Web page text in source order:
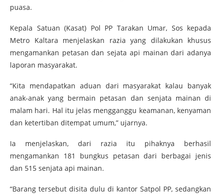
puasa.
Kepala Satuan (Kasat) Pol PP Tarakan Umar, Sos kepada
Metro Kaltara menjelaskan razia yang dilakukan khusus
mengamankan petasan dan sejata api mainan dari adanya
laporan masyarakat.
“Kita mendapatkan aduan dari masyarakat kalau banyak
anak-anak yang bermain petasan dan senjata mainan di
malam hari. Hal itu jelas mengganggu keamanan, kenyaman
dan ketertiban ditempat umum,” ujarnya.
Ia menjelaskan, dari razia itu pihaknya berhasil
mengamankan 181 bungkus petasan dari berbagai jenis
dan 515 senjata api mainan.
“Barang tersebut disita dulu di kantor Satpol PP, sedangkan